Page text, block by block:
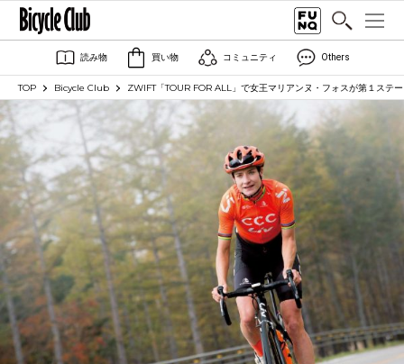
読み物 買い物 コミュニティ Others
TOP Bicycle Club ZWIFT「TOUR FOR ALL」で女王マリアンヌ・フォスが第１ステ